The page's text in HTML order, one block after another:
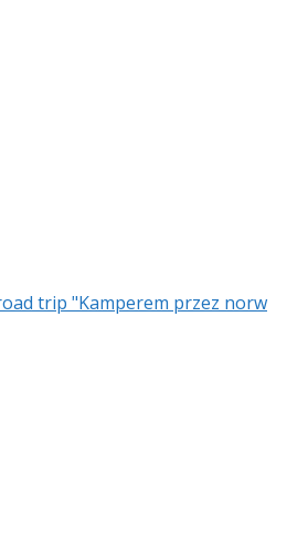
trip "Kamperem przez norw